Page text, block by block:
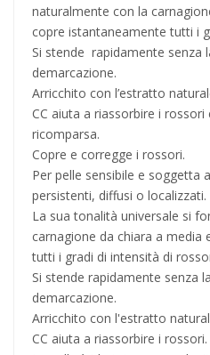
naturalmente con la
copre istantaneamente tutti i
Si stende rapidamente senza
demarcazione.
Arricchito con l’estratto
CC aiuta a riassorbire i
ricomparsa.
Copre e corregge i rossori.
Per pelle sensibile e soggetta
persistenti, diffusi o localizzati.
La sua tonalità universale si
carnagione da chiara a media
tutti i gradi di intensità di
Si stende rapidamente senza
demarcazione.
Arricchito con l'estratto
CC aiuta a riassorbire i rossori.